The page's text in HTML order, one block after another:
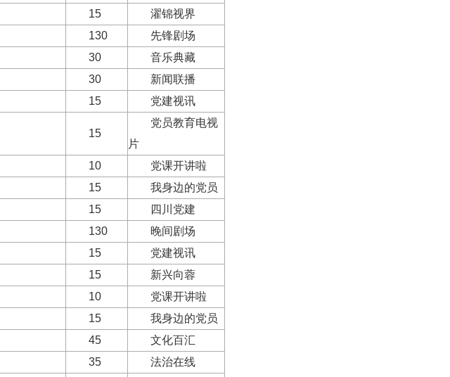
15
濯锦视界
130
先锋剧场
30
音乐典藏
30
新闻联播
15 党建视讯
15
党员教育电视
片
10
党课开讲啦
15
我身边的党员
15
四川党建
130
晚间剧场
15
党建视讯
15
新兴向蓉
10
党课开讲啦
15
我身边的党员
45
文化百汇
35
法治在线